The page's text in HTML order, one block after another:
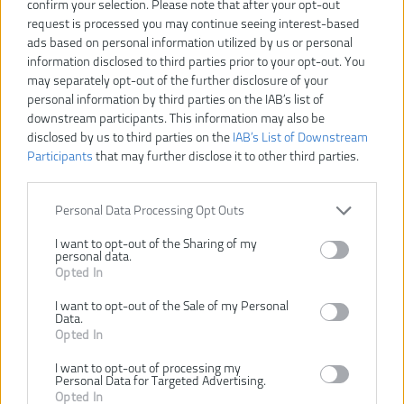
confirm your selection. Please note that after your opt-out
request is processed you may continue seeing interest-based
ads based on personal information utilized by us or personal
information disclosed to third parties prior to your opt-out. You
may separately opt-out of the further disclosure of your
personal information by third parties on the IAB’s list of
downstream participants. This information may also be
disclosed by us to third parties on the IAB’s List of Downstream
Participants that may further disclose it to other third parties.
Personal Data Processing Opt Outs
I want to opt-out of the Sharing of my
personal data.
Opted In
I want to opt-out of the Sale of my Personal
Data.
Opted In
I want to opt-out of processing my
Personal Data for Targeted Advertising.
Opted In
Číslo produktu:
R18MT-0
Výrobca:
Ryobi
Typ tovaru:
Multifunkčné náradie
EAN kód:
4892210136534
Záruka:
24 mesiacov
Hmotnosť vrátane aku:
1.4 kg
Napätie:
18 V
Oscilačná frekvencia:
10000 - 20000 k/mi
Vrátane aku a nabíjačky:
Nie
plasty, kompozitné materiály a mnoho iných materiálov, tiež brúsia
najjemnejšie detaily
Zanorovací kotúč jednoducho prereže akýkoľvek materiál alebo
Päťpolohová otočná hlava umožňuje ešte jednoduchšie rezanie a
pieskovanie v ťažko prístupných miestach